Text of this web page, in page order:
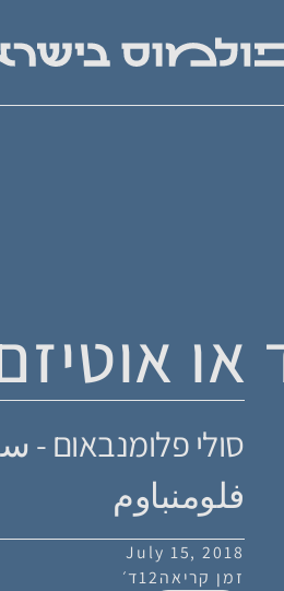
או
סולי פלומנבאום -
فلومنباوم
July 15, 2018
זמן קריאה12ד׳